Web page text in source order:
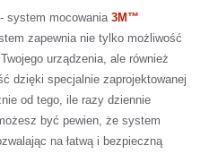
system mocowania 3M™
zapewnia nie tylko możliwość
urządzenia, ale również
dzięki specjalnie zaprojektowanej
od tego, ile razy dziennie
być pewien, że system
na łatwą i bezpieczną